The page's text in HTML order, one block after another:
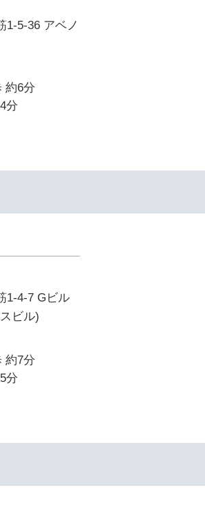
1-5-36 アベノ
約6分
分
1-4-7 Gビル
ビル)
約7分
分